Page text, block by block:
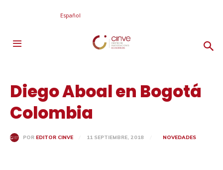
Español
Diego Aboal en Bogotá
Colombia
POR EDITOR CINVE 11 SEPTIEMBRE, 2018 NOVEDADES